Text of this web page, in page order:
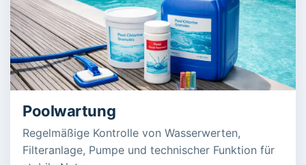
Poolwartung
Regelmäßige Kontrolle von Wasserwerten,
Filteranlage, Pumpe und technischer Funktion für